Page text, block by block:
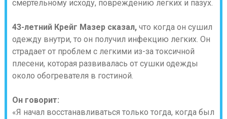
смертельному исходу, повреждению легких и пазух.
43-летний Крейг Мазер сказал,что когда он сушил
одежду внутри, то он получил инфекцию легких. Он
страдает от проблем с легкими из-за токсичной
плесени, которая развивалась от сушки одежды
около обогревателя в гостиной.
Он говорит:
«Я начал восстанавливаться только тогда, когда был